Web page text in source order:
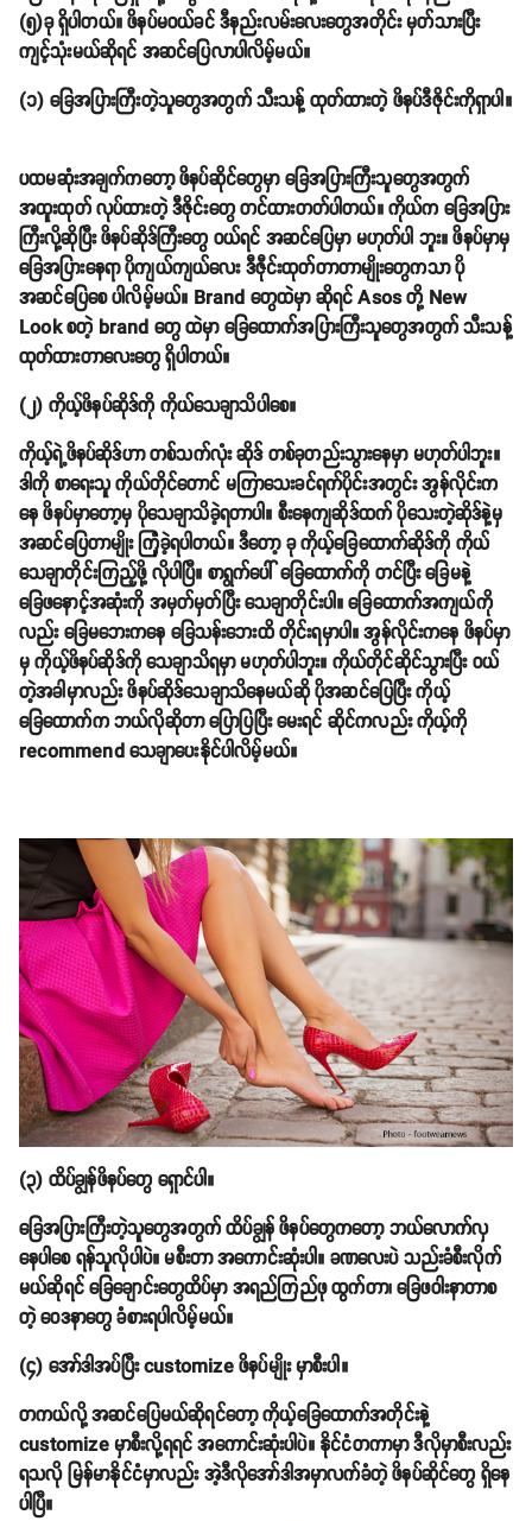
(၅)ခု ရှိပါတယ်။ ဖိနပ်မဝယ်ခင် ဒီနည်းလမ်းလေးတွေအတိုင်း မှတ်သားပြီး
ကျင့်သုံးမယ်ဆိုရင် အဆင်ပြေလာပါလိမ့်မယ်။
(၁) ခြေအပြားကြီးတဲ့သူတွေအတွက် သီးသန့် ထုတ်ထားတဲ့ ဖိနပ်ဒီဇိုင်းကိုရှာပါ။
ပထမဆုံးအချက်ကတော့ ဖိနပ်ဆိုင်တွေမှာ ခြေအပြားကြီးသူတွေအတွက်
အထူးထုတ် လုပ်ထားတဲ့ ဒီဇိုင်းတွေ တင်ထားတတ်ပါတယ်။ ကိုယ်က ခြေအပြား
ကြီးလို့ဆိုပြီး ဖိနပ်ဆိုဒ်ကြီးတွေ ဝယ်ရင် အဆင်ပြေမှာ မဟုတ်ပါ ဘူး။ ဖိနပ်မှာမှ
ခြေအပြားနေရာ ပိုကျယ်ကျယ်လေး ဒီဇီုင်းထုတ်တာတာမျိုးတွေကသာ ပို
အဆင်ပြေစေ ပါလိမ့်မယ်။ Brand တွေထဲမှာ ဆိုရင် Asos တို့ New
Look စတဲ့ brand တွေ ထဲမှာ ခြေထောက်အပြားကြီးသူတွေအတွက် သီးသန့်
ထုတ်ထားတာလေးတွေ ရှိပါတယ်။
(၂) ကိုယ့်ဖိနပ်ဆိုဒ်ကို ကိုယ်သေချာသိပါစေ။
ကိုယ့်ရဲ့ဖိနပ်ဆိုဒ်ဟာ တစ်သက်လုံး ဆိုဒ် တစ်ခုတည်းသွားနေမှာ မဟုတ်ပါဘူး။
ဒါကို စာရေးသူ ကိုယ်တိုင်တောင် မကြာသေးခင်ရက်ပိုင်းအတွင်း အွန်လိုင်းက
နေ ဖိနပ်မှာတော့မှ ပိုသေချာသိခဲ့ရတာပါ။ စီးနေကျဆိုဒ်ထက် ပိုသေးတဲ့ဆိုဒ်နဲ့မှ
အဆင်ပြေတာမျိုး ကြုံခဲ့ရပါတယ်။ ဒီတော့ ခု ကိုယ့်ခြေထောက်ဆိုဒ်ကို ကိုယ်
သေချာတိုင်းကြည့်ဖို့ လိုပါပြီ။ စာရွက်ပေါ် ခြေထောက်ကို တင်ပြီး ခြေမနဲ့
ခြေဖနောင့်အဆုံးကို အမှတ်မှတ်ပြီး သေချာတိုင်းပါ။ ခြေထောက်အကျယ်ကို
လည်း ခြေမဘေးကနေ ခြေသန်းဘေးထိ တိုင်းရမှာပါ။ အွန်လိုင်းကနေ ဖိနပ်မှာ
မှ ကိုယ့်ဖိနပ်ဆိုဒ်ကို သေချာသိရမှာ မဟုတ်ပါဘူး။ ကိုယ်တိုင်ဆိုင်သွားပြီး ဝယ်
တဲ့အခါမှာလည်း ဖိနပ်ဆိုဒ်သေချာသိနေမယ်ဆို ပိုအဆင်ပြေပြီး ကိုယ့်
ခြေထောက်က ဘယ်လိုဆိုတာ ပြောပြပြီး မေးရင် ဆိုင်ကလည်း ကိုယ့်ကို
recommend သေချာပေးနိုင်ပါလိမ့်မယ်။
(၃) ထိပ်ချွန်ဖိနပ်တွေ ရှောင်ပါ။
ခြေအပြားကြီးတဲ့သူတွေအတွက် ထိပ်ချွန် ဖိနပ်တွေကတော့ ဘယ်လောက်လှ
နေပါစေ ရန်သူလိုပါပဲ။ မစီးတာ အကောင်းဆုံးပါ။ ခဏလေးပဲ သည်းခံစီးလိုက်
မယ်ဆိုရင် ခြေချောင်းတွေထိပ်မှာ အရည်ကြည်ဖု ထွက်တာ၊ ခြေဖဝါးနာတာစ
တဲ့ ဝေဒနာတွေ ခံစားရပါလိမ့်မယ်။
(၄) အော်ဒါအပ်ပြီး customize ဖိနပ်မျိုး မှာစီးပါ။
တကယ်လို့ အဆင်ပြေမယ်ဆိုရင်တော့ ကိုယ့်ခြေထောက်အတိုင်းနဲ့
customize မှာစီးလို့ရရင် အကောင်းဆုံးပါပဲ။ နိုင်ငံတကာမှာ ဒီလိုမှာစီးလည်း
ရသလို မြန်မာနိုင်ငံမှာလည်း အဲ့ဒီလိုအော်ဒါအမှာလက်ခံတဲ့ ဖိနပ်ဆိုင်တွေ ရှိနေ
ပါပြီ။